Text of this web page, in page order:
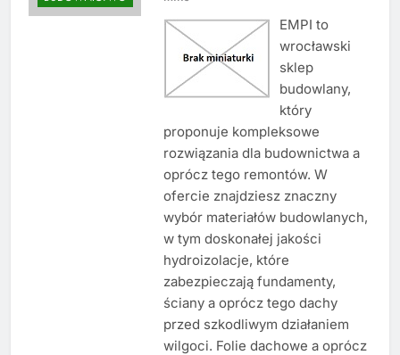
EMPI to
wrocławski
sklep
budowlany,
który
proponuje kompleksowe
rozwiązania dla budownictwa a
oprócz tego remontów. W
ofercie znajdziesz znaczny
wybór materiałów budowlanych,
w tym doskonałej jakości
hydroizolacje, które
zabezpieczają fundamenty,
ściany a oprócz tego dachy
przed szkodliwym działaniem
wilgoci. Folie dachowe a oprócz